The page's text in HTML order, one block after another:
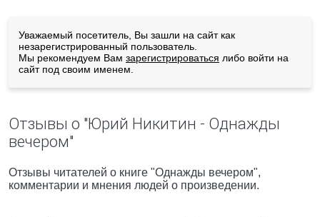
Уважаемый посетитель, Вы зашли на сайт как
незарегистрированный пользователь.
Мы рекомендуем Вам зарегистрироваться либо войти на
сайт под своим именем.
Отзывы о "Юрий Никитин - Однажды
вечером"
Отзывы читателей о книге "Однажды вечером",
комментарии и мнения людей о произведении.